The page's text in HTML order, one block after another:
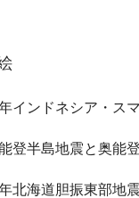
インドネシア・ス
登半島地震と奥能
北海道胆振東部地